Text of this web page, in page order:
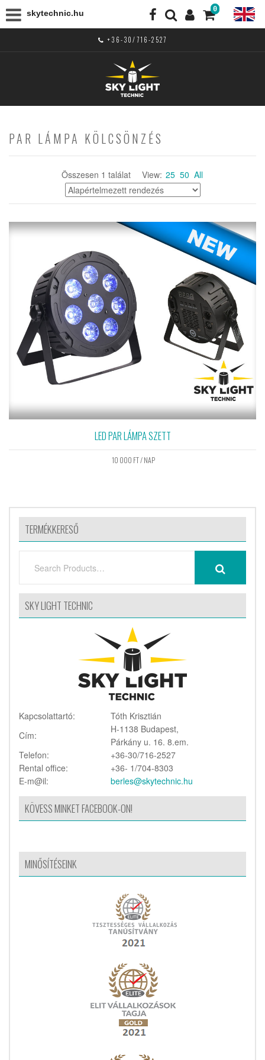
skytechnic.hu 0
+36-30/716-2527
PAR LÁMPA KÖLCSÖNZÉS
Összesen 1 találat View: 25 50 All
LED PAR LÁMPA SZETT
10 000 FT/ NAP
TERMÉKKERESŐ
SKY LIGHT TECHNIC
Kapcsolattartó:
Tóth Krisztián
Cím:
H-1138 Budapest,
Párkány u. 16. 8.em.
Telefon:
+36-30/716-2527
Rental office:
+36- 1/704-8303
E-m@il:
berles@skytechnic.hu
KÖVESS MINKET FACEBOOK-ON!
MINŐSÍTÉSEINK